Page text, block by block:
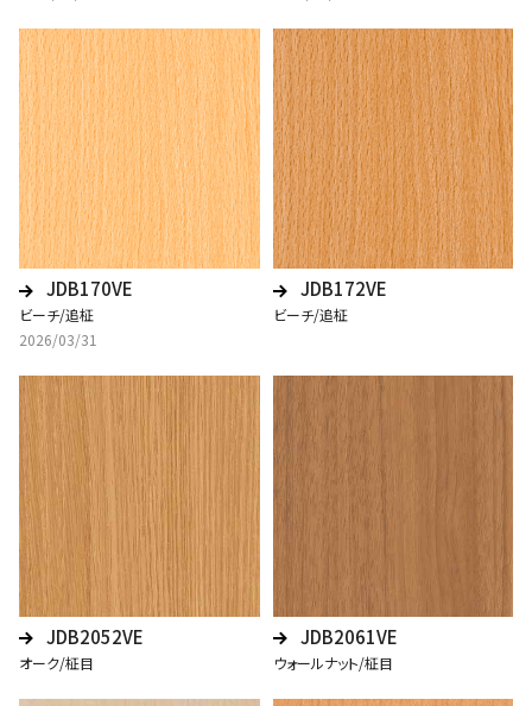
JDB170VE
ビーチ/追柾
2026/03/31
JDB172VE
ビーチ/追柾
JDB2052VE
オーク/柾目
JDB2061VE
ウォールナット/柾目